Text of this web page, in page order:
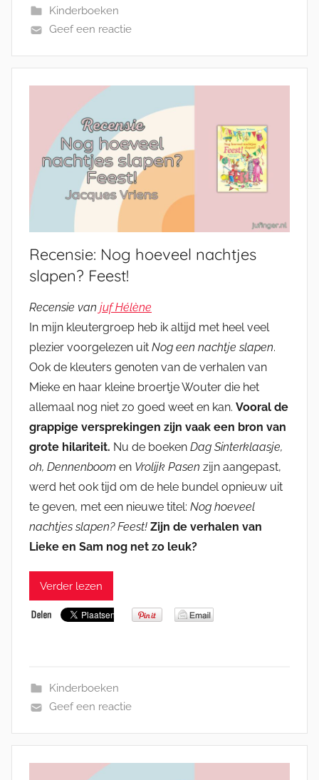
Kinderboeken
Geef een reactie
Recensie: Nog hoeveel nachtjes
slapen? Feest!
Recensie van juf Hélène
In mijn kleutergroep heb ik altijd met heel veel
plezier voorgelezen uit Nog een nachtje slapen.
Ook de kleuters genoten van de verhalen van
Mieke en haar kleine broertje Wouter die het
allemaal nog niet zo goed weet en kan. Vooral de
grappige versprekingen zijn vaak een bron van
grote hilariteit. Nu de boeken Dag Sinterklaasje,
oh, Dennenboom en Vrolijk Pasen zijn aangepast,
werd het ook tijd om de hele bundel opnieuw uit
te geven, met een nieuwe titel: Nog hoeveel
nachtjes slapen? Feest! Zijn de verhalen van
Lieke en Sam nog net zo leuk?
Verder lezen
Kinderboeken
Geef een reactie